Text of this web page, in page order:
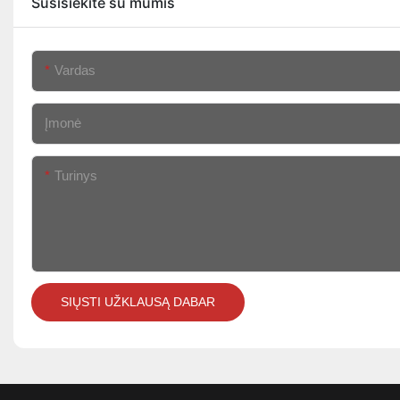
Vardas
Įmonė
Turinys
SIŲSTI UŽKLAUSĄ DABAR